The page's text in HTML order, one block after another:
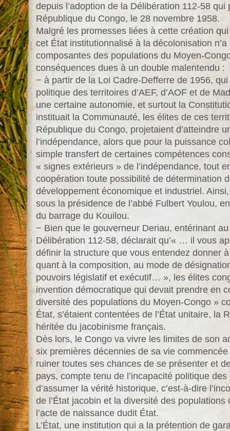
depuis l’adoption de la Délibération 112-58
République du Congo, le 28 novembre 1958.
Malgré les promesses liées à cette création
cet État institutionnalisé à la décolonisation
composantes des populations du Moyen-
conséquences dues à un double malentendu :
− à partir de la Loi Cadre-Defferre de 1956,
politique des territoires d’AEF, d’AOF et de
une certaine autonomie, et surtout la
instituait la Communauté, les élites de ces
République du Congo, projetaient d’atteindre
l’indépendance, alors que pour la puissance
simple transfert de certaines compétences
« signes extérieurs » de l’indépendance, tout
coopération toute possibilité de détermination
développement économique et industriel.
sous la présidence de l’abbé Fulbert Youlou,
du barrage du Kouilou.
− Bien que le gouverneur Deriau, entérinant
Délibération 112-58, déclarait qu’« … il vous
définir la structure que vous entendez donner
quant à la composition, au mode de
pouvoirs législatif et exécutif… », les élites
invention démocratique qui devait prendre en
diversité des populations du Moyen-Congo »
État, s’étaient contentées de l’État unitaire, la
héritée du jacobinisme français.
Dès lors, le Congo va vivre les limites de son
six premières décennies de sa vie
ruiner toutes ses chances de se présenter et
pays, compte tenu de l’incapacité politique
d’assumer la vérité historique, c’est-à-dire
de l’État jacobin et la diversité des
l’acte de naissance dudit État.
L’État, une institution qui a la prétention de